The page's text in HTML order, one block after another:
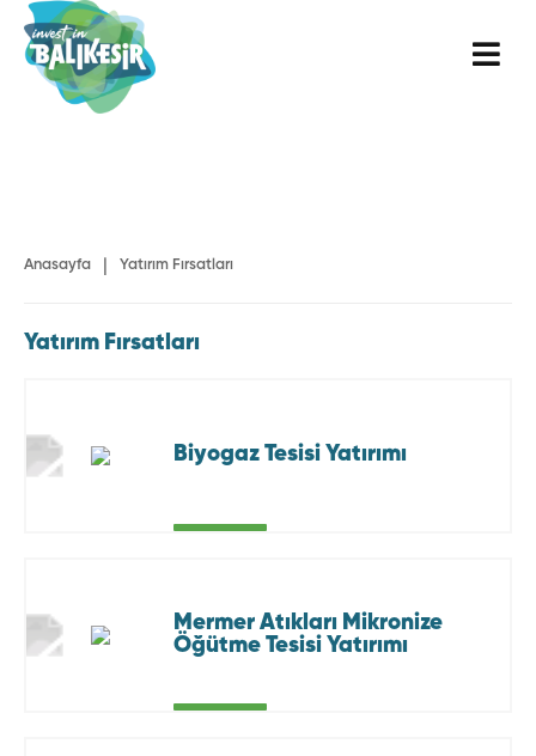
Anasayfa Yatırım Fırsatları
Yatırım Fırsatları
Biyogaz Tesisi Yatırımı
Mermer Atıkları Mikronize
Öğütme Tesisi Yatırımı